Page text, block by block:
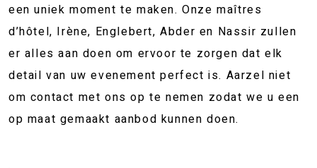
een uniek moment te maken. Onze maîtres
d’hôtel, Irène, Englebert, Abder en Nassir zullen
er alles aan doen om ervoor te zorgen dat elk
detail van uw evenement perfect is. Aarzel niet
om contact met ons op te nemen zodat we u een
op maat gemaakt aanbod kunnen doen.